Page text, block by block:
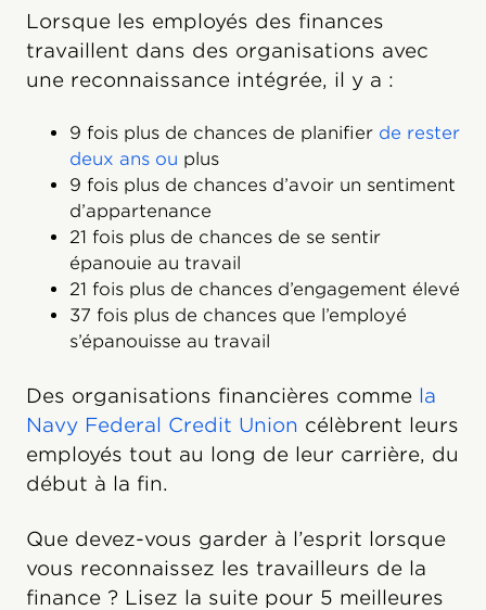
Lorsque les employés des finances
travaillent dans des organisations avec
une reconnaissance intégrée, il y a :
9 fois plus de chances de planifier de rester
deux ans ou plus
9 fois plus de chances d’avoir un sentiment
d’appartenance
21 fois plus de chances de se sentir
épanouie au travail
21 fois plus de chances d’engagement élevé
37 fois plus de chances que l’employé
s’épanouisse au travail
Des organisations financières comme la
Navy Federal Credit Union célèbrent leurs
employés tout au long de leur carrière, du
début à la fin.
Que devez-vous garder à l’esprit lorsque
vous reconnaissez les travailleurs de la
finance ? Lisez la suite pour 5 meilleures